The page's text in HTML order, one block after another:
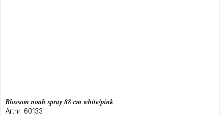
blossom noah spray 88 cm white/pink
Artnr. 60133